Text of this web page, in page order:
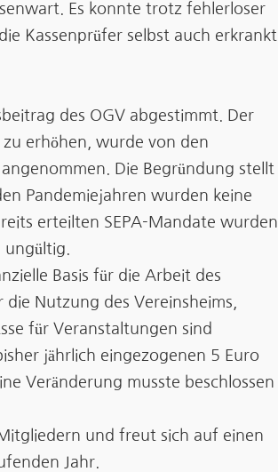
Es konnte trotz fehlerloser
Kassenprüfer selbst auch erkrankt
des OGV abgestimmt. Der
erhöhen, wurde von den
Die Begründung stellt
Pandemiejahren wurden keine
erteilten SEPA-Mandate wurden
Basis für die Arbeit des
Nutzung des Vereinsheims,
für Veran­staltungen sind
jährlich eingezogenen 5 Euro
Veränderung musste beschlossen
und freut sich auf einen
Jahr.